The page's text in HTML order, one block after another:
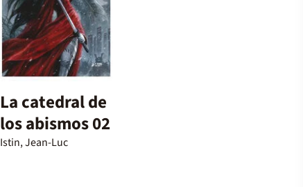
La catedral de
los abismos 02
Istin, Jean-Luc